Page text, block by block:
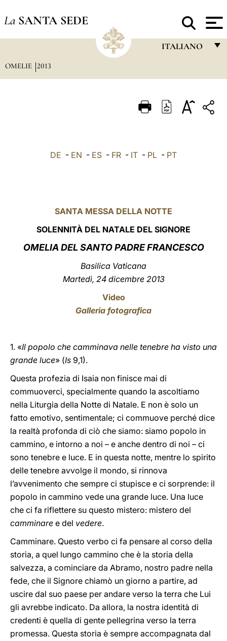
La SANTA SEDE
ITALIANO
ITALIANO
中文
LATINE
OMELIE 2013
DE - EN - ES - FR - IT - PL - PT
SANTA MESSA DELLA NOTTE
SOLENNITÀ DEL NATALE DEL SIGNORE
OMELIA DEL SANTO PADRE FRANCESCO
Basilica Vaticana
Martedì, 24 dicembre 2013
Video
Galleria fotografica
1. «Il popolo che camminava nelle tenebre ha visto una
grande luce» (Is 9,1).
Questa profezia di Isaia non finisce mai di
commuoverci, specialmente quando la ascoltiamo
nella Liturgia della Notte di Natale. E non è solo un
fatto emotivo, sentimentale; ci commuove perché dice
la realtà profonda di ciò che siamo: siamo popolo in
cammino, e intorno a noi – e anche dentro di noi – ci
sono tenebre e luce. E in questa notte, mentre lo spirito
delle tenebre avvolge il mondo, si rinnova
l’avvenimento che sempre ci stupisce e ci sorprende: il
popolo in cammino vede una grande luce. Una luce
che ci fa riflettere su questo mistero: mistero del
camminare e del vedere.
Camminare. Questo verbo ci fa pensare al corso della
storia, a quel lungo cammino che è la storia della
salvezza, a cominciare da Abramo, nostro padre nella
fede, che il Signore chiamò un giorno a partire, ad
uscire dal suo paese per andare verso la terra che Lui
gli avrebbe indicato. Da allora, la nostra identità di
credenti è quella di gente pellegrina verso la terra
promessa. Questa storia è sempre accompagnata dal